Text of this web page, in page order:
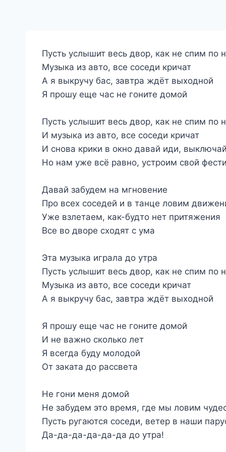
Пусть услышит весь двор, как не спим по
Музыка из авто, все соседи кричат
А я выкручу бас, завтра ждёт выходной
Я прошу еще час не гоните домой
Пусть услышит весь двор, как не спим по
И музыка из авто, все соседи кричат
И снова крики в окно давай иди,
Но нам уже всё равно, устроим свой
Давай забудем на мгновение
Про всех соседей и в танце ловим
Уже взлетаем, как-будто нет притяжения
Все во дворе сходят с ума
Эта музыка играла до утра
Пусть услышит весь двор, как не спим по
Музыка из авто, все соседи кричат
А я выкручу бас, завтра ждёт выходной
Я прошу еще час не гоните домой
И не важно сколько лет
Я всегда буду молодой
От заката до рассвета
Не гони меня домой
Не забудем это время, где мы ловим
Пусть ругаются соседи, ветер в наши
Да-да-да-да-да-да до утра!